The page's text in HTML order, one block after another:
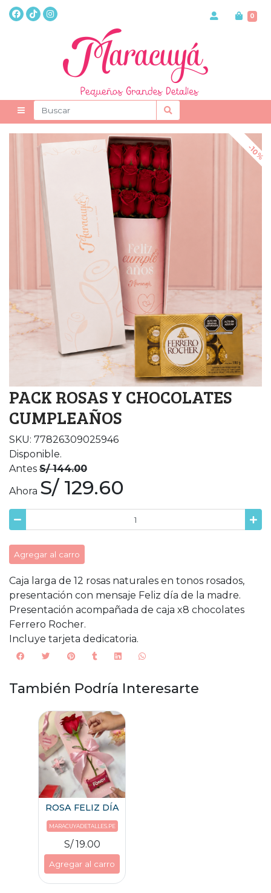
0
-10%
PACK ROSAS Y CHOCOLATES
CUMPLEAÑOS
SKU: 77826309025946
Disponible.
Antes S/ 144.00
Ahora S/ 129.60
Agregar al carro
Caja larga de 12 rosas naturales en tonos rosados,
presentación con mensaje Feliz día de la madre.
Presentación acompañada de caja x8 chocolates
Ferrero Rocher.
Incluye tarjeta dedicatoria.
También Podría Interesarte
ROSA FELIZ DÍA
MARACUYADETALLES.PE
S/ 19.00
Agregar al carro